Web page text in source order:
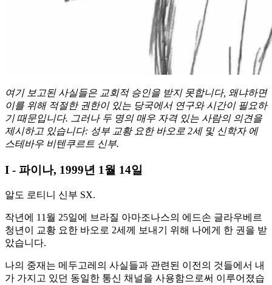
여기 보고된 사실들은 교회적 승인을 받지 못합니다, 왜냐하면
이를 위해 적절한 권한이 있는 당국에서 연구와 시간이 필요하
기 때문입니다. 그러나 두 명의 매우 자격 있는 사람의 의견을
제시하고 있습니다: 성부 교황 요한 바오로 2세 및 신학자 에
스테바우 비텐쿠르트 신부.
I - 파이나, 1999년 1월 14일
알도 로티니 신부 SX.
작년에 11월 25일에 브라질 아마조나스의 에드손 글라우베르
청년이 교황 요한 바오로 2세께 보내기 위해 나에게 한 권을 받
았습니다.
나의 중재는 메두고레의 사실들과 관련된 이전의 것들에서 내
가 가지고 있던 동일한 통신 채널을 사용함으로써 이루어졌습